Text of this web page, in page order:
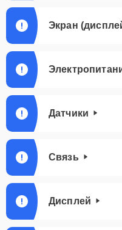
Экран
Датчики
Связь
Дисплей